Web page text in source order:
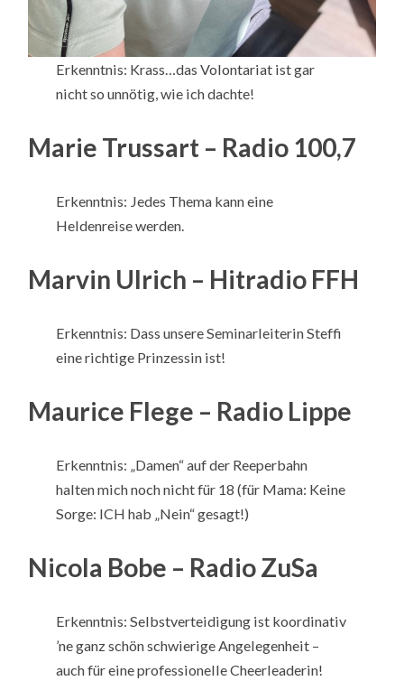
Erkenntnis: Krass…das Volontariat ist gar
nicht so unnötig, wie ich dachte!
Marie Trussart – Radio 100,7
Erkenntnis: Jedes Thema kann eine
Heldenreise werden.
Marvin Ulrich – Hitradio FFH
Erkenntnis: Dass unsere Seminarleiterin Steffi
eine richtige Prinzessin ist!
Maurice Flege – Radio Lippe
Erkenntnis: „Damen“ auf der Reeperbahn
halten mich noch nicht für 18 (für Mama: Keine
Sorge: ICH hab „Nein“ gesagt!)
Nicola Bobe – Radio ZuSa
Erkenntnis: Selbstverteidigung ist koordinativ
’ne ganz schön schwierige Angelegenheit –
auch für eine professionelle Cheerleaderin!